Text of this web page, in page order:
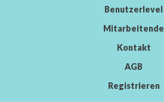
Benutzerlevel
Mitarbeitende
Kontakt
AGB
Registrieren